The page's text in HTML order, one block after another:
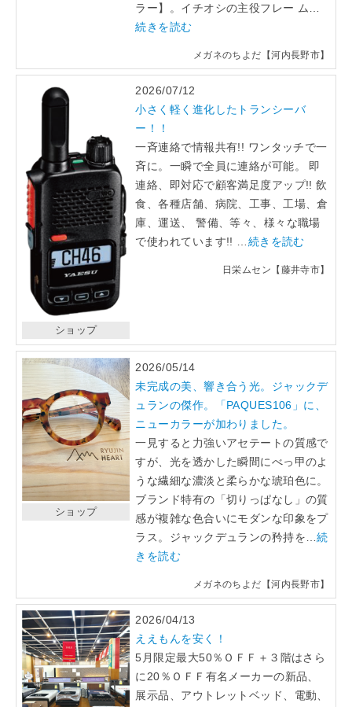
「らくうぇる。」は⼤阪 南河内の地域密着型ポータルサ
イト！ランチやディナーのクーポン、イベント、地域情報
▲メニューを閉じる
ラー】。イチオシの主役フレー ム…
続きを読む
メガネのちよだ【河内長野市】
2026/07/12
小さく軽く進化したトランシーバ
ー！！
一斉連絡で情報共有!! ワンタッチで一
斉に。一瞬で全員に連絡が可能。 即
連絡、即対応で顧客満足度アップ!! 飲
食、各種店舗、病院、工事、工場、倉
庫、運送、 警備、等々、様々な職場
で使われています!! …続きを読む
日栄ムセン【藤井寺市】
ショップ
2026/05/14
未完成の美、響き合う光。ジャックデ
ュランの傑作。「PAQUES106」に、
ニューカラーが加わりました。
一見すると力強いアセテートの質感で
すが、光を透かした瞬間にべっ甲のよ
うな繊細な濃淡と柔らかな琥珀色に。
ブランド特有の「切りっぱなし」の質
感が複雑な色合いにモダンな印象をプ
ラス。ジャックデュランの矜持を…続
きを読む
メガネのちよだ【河内長野市】
ショップ
2026/04/13
ええもんを安く！
5月限定最大50％ＯＦＦ＋３階はさら
に20％ＯＦＦ有名メーカーの新品、
展示品、アウトレットベッド、電動、